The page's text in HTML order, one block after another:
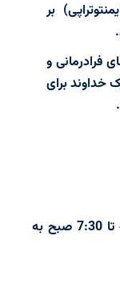
بر
فرادرمانی و
خداوند برای
جلسات همزمان زوم، بحث های زنده- 4:30 تا 7:30 صبح به